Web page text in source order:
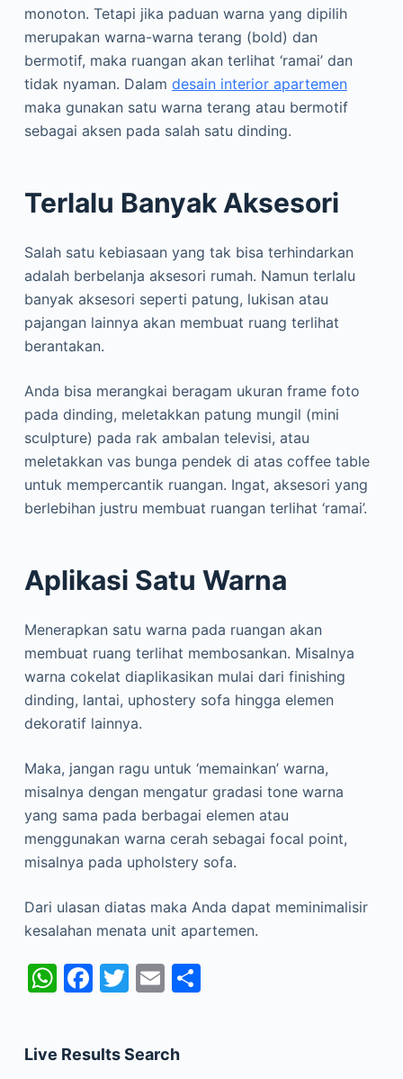
monoton. Tetapi jika paduan warna yang dipilih
merupakan warna-warna terang (bold) dan
bermotif, maka ruangan akan terlihat ‘ramai’ dan
tidak nyaman. Dalam desain interior apartemen
maka gunakan satu warna terang atau bermotif
sebagai aksen pada salah satu dinding.
Terlalu Banyak Aksesori
Salah satu kebiasaan yang tak bisa terhindarkan
adalah berbelanja aksesori rumah. Namun terlalu
banyak aksesori seperti patung, lukisan atau
pajangan lainnya akan membuat ruang terlihat
berantakan.
Anda bisa merangkai beragam ukuran frame foto
pada dinding, meletakkan patung mungil (mini
sculpture) pada rak ambalan televisi, atau
meletakkan vas bunga pendek di atas coffee table
untuk mempercantik ruangan. Ingat, aksesori yang
berlebihan justru membuat ruangan terlihat ‘ramai’.
Aplikasi Satu Warna
Menerapkan satu warna pada ruangan akan
membuat ruang terlihat membosankan. Misalnya
warna cokelat diaplikasikan mulai dari finishing
dinding, lantai, uphostery sofa hingga elemen
dekoratif lainnya.
Maka, jangan ragu untuk ‘memainkan’ warna,
misalnya dengan mengatur gradasi tone warna
yang sama pada berbagai elemen atau
menggunakan warna cerah sebagai focal point,
misalnya pada upholstery sofa.
Dari ulasan diatas maka Anda dapat meminimalisir
kesalahan menata unit apartemen.
W
s
F
e
T
er
E
l
S
Live Results Search